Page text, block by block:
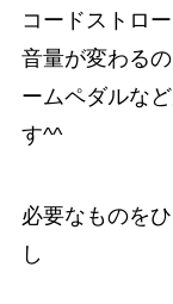
コードストロ
音量が変わる
ームペダルな
す^^
必要なものを
し